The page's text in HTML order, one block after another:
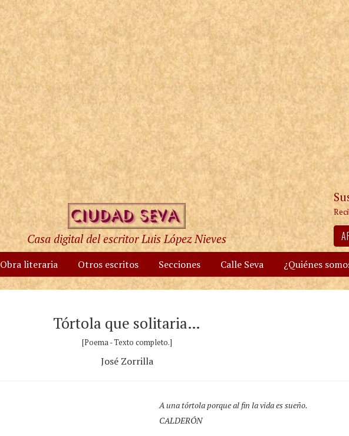
Casa digital del escritor Luis López Nieves
Obra literaria Otros escritos Secciones Calle Seva ¿Quiénes
Tórtola que solitaria…
[Poema - Texto completo.]
José Zorrilla
A una tórtola porque al fin la vida es sueño.
CALDERÓN